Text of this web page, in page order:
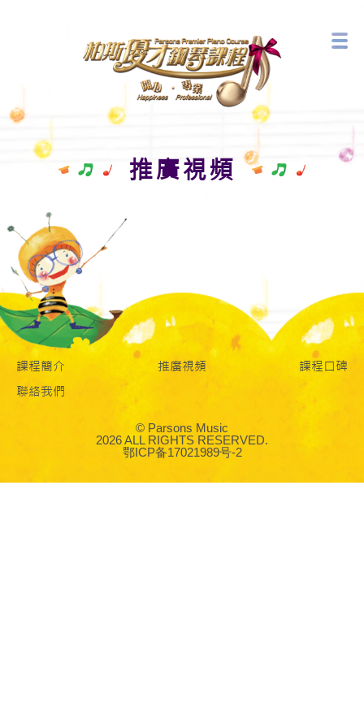
最新活動
音樂藝術中心
推廣視頻
課程簡介 推廣視頻
課程口碑
聯絡我們
© Parsons Music
2026 ALL RIGHTS RESERVED.
鄂ICP备17021989号-2